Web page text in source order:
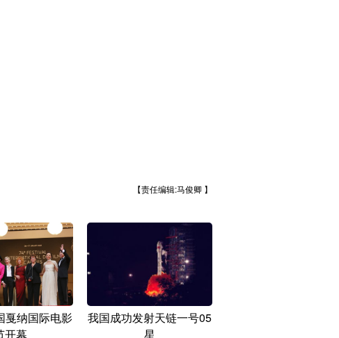
【责任编辑:马俊卿 】
戛纳国际电影
开幕
我国成功发射天链一号05
星